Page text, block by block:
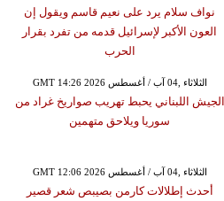
نواف سلام يرد على نعيم قاسم ويقول إن
العون الأكبر لإسرائيل قدمه من تفرد بقرار
الحرب
GMT 14:26 2026 الثلاثاء ,04 آب / أغسطس
الجيش اللبناني يحبط تهريب صواريخ غراد من
سوريا ويلاحق متهمين
GMT 12:06 2026 الثلاثاء ,04 آب / أغسطس
أحدث إطلالات كارمن بصيبص شعر قصير